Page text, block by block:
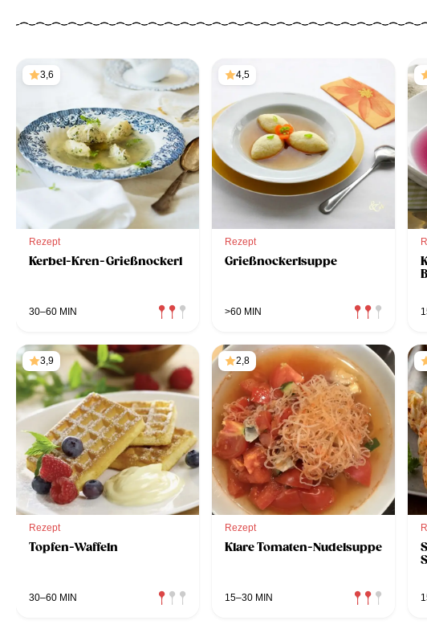
3,6
Rezept
Kerbel-Kren-Grießnockerl
30–60 MIN
4,5
Rezept
Grießnockerlsuppe
>60 MIN
3,9
Rezept
Topfen-Waffeln
30–60 MIN
2,8
Rezept
Klare Tomaten-Nudelsuppe
15–30 MIN